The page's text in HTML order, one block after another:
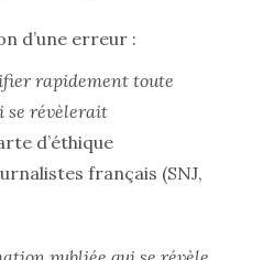
d’une erreur :
rapidement toute
se révèlerait
d’éthique
français (SNJ,